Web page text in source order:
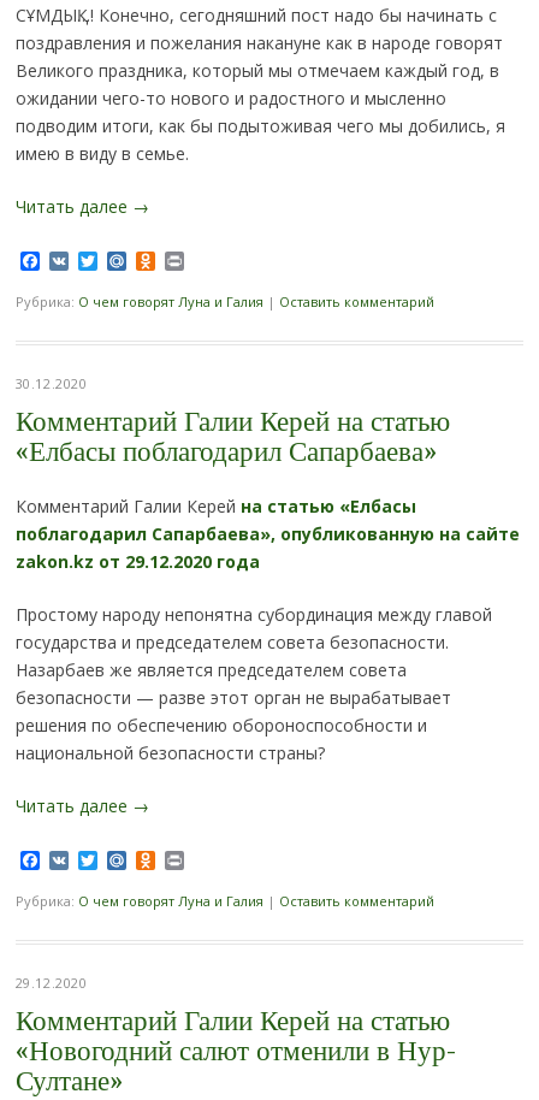
СҰМДЫҚ…! Конечно, сегодняшний пост надо бы начинать с
поздравления и пожелания накануне как в народе говорят
Великого праздника, который мы отмечаем каждый год, в
ожидании чего-то нового и радостного и мысленно
подводим итоги, как бы подытоживая чего мы добились, я
имею в виду в семье.
Читать далее →
Facebook
VKTwitterMail.RuOdnoklassniki
Print
Рубрика: О чем говорят Луна и Галия | Оставить комментарий
30.12.2020
Комментарий Галии Керей на статью
«Елбасы поблагодарил Сапарбаева»
Комментарий Галии Керей на статью «Елбасы
поблагодарил Сапарбаева», опубликованную на сайте
zakon.kz от 29.12.2020 года
Простому народу непонятна субординация между главой
государства и председателем совета безопасности.
Назарбаев же является председателем совета
безопасности — разве этот орган не вырабатывает
решения по обеспечению обороноспособности и
национальной безопасности страны?
Читать далее →
Facebook
VKTwitterMail.RuOdnoklassniki
Print
Рубрика: О чем говорят Луна и Галия | Оставить комментарий
29.12.2020
Комментарий Галии Керей на статью
«Новогодний салют отменили в Нур-
Султане»